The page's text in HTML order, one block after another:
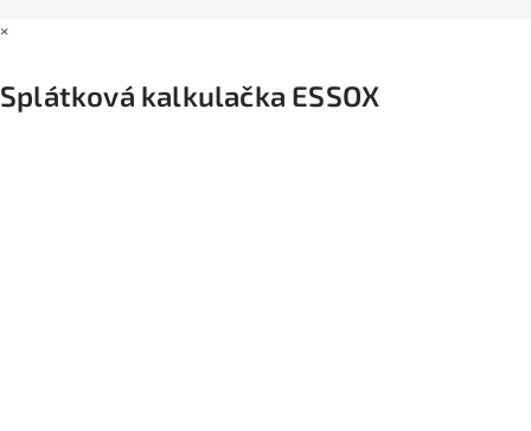
×
Splátková kalkulačka ESSOX